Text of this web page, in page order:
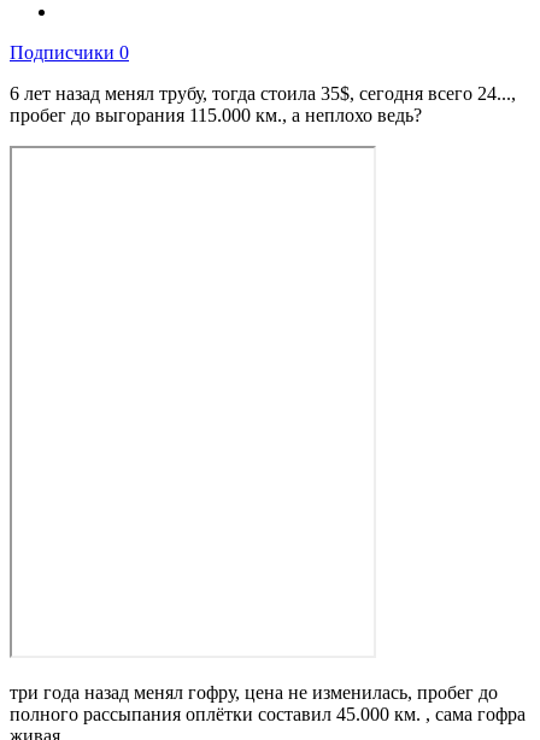
Подписчики 0
6 лет назад менял трубу, тогда стоила 35$, сегодня всего 24...,
пробег до выгорания 115.000 км., а неплохо ведь?
три года назад менял гофру, цена не изменилась, пробег до
полного рассыпания оплётки составил 45.000 км. , сама гофра
живая.